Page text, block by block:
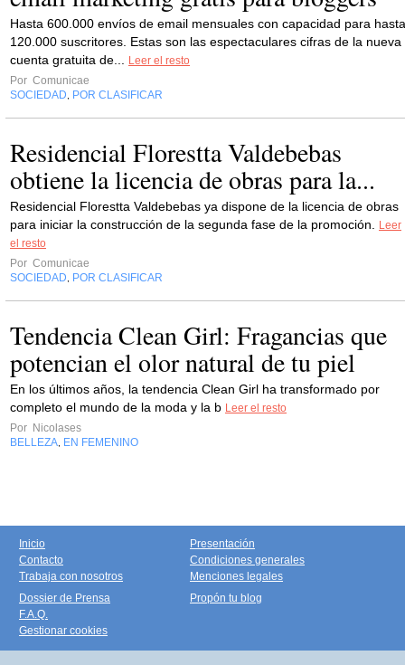
Hasta 600.000 envíos de email mensuales con capacidad para hasta
120.000 suscritores. Estas son las espectaculares cifras de la nueva
cuenta gratuita de...
Leer el resto
Por Comunicae
SOCIEDAD
POR CLASIFICAR
Residencial Florestta Valdebebas
obtiene la licencia de obras para la...
Residencial Florestta Valdebebas ya dispone de la licencia de obras
para iniciar la construcción de la segunda fase de la promoción.
Leer
el resto
Por Comunicae
SOCIEDAD
POR CLASIFICAR
Tendencia Clean Girl: Fragancias que
potencian el olor natural de tu piel
En los últimos años, la tendencia Clean Girl ha transformado por
completo el mundo de la moda y la b Leer el resto
Por Nicolases
BELLEZA EN FEMENINO
Inicio
Contacto
Trabaja con nosotros
Presentación
Condiciones generales
Menciones legales
Dossier de Prensa
F.A.Q.
Gestionar cookies
Propón tu blog